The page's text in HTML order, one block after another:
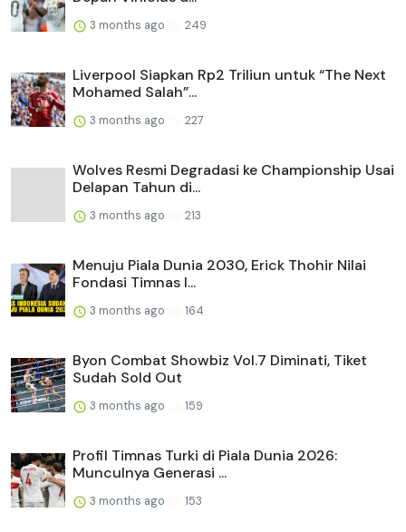
3 months ago 249
Liverpool Siapkan Rp2 Triliun untuk “The Next
Mohamed Salah”...
3 months ago 227
Wolves Resmi Degradasi ke Championship Usai
Delapan Tahun di...
3 months ago 213
Menuju Piala Dunia 2030, Erick Thohir Nilai
Fondasi Timnas I...
3 months ago 164
Byon Combat Showbiz Vol.7 Diminati, Tiket
Sudah Sold Out
3 months ago 159
Profil Timnas Turki di Piala Dunia 2026:
Munculnya Generasi ...
3 months ago 153